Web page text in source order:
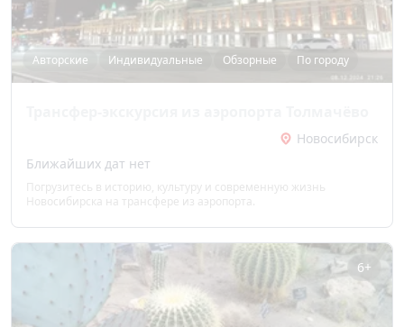
Авторские Индивидуальные Обзорные По городу
Новосибирск
Ближайших дат нет
Погрузитесь в историю, культуру и современную жизнь
Новосибирска на трансфере из аэропорта.
6+